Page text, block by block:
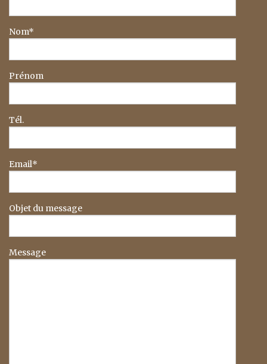
Nom*
Prénom
Tél.
Email*
Objet du message
Message